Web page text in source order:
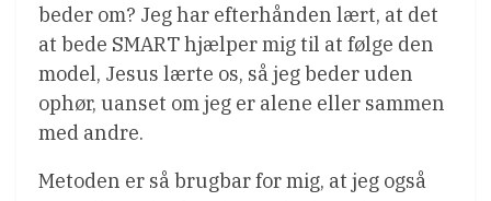
beder om? Jeg har efterhånden lært, at det
at bede SMART hjælper mig til at følge den
model, Jesus lærte os, så jeg beder uden
ophør, uanset om jeg er alene eller sammen
med andre.
Metoden er så brugbar for mig, at jeg også